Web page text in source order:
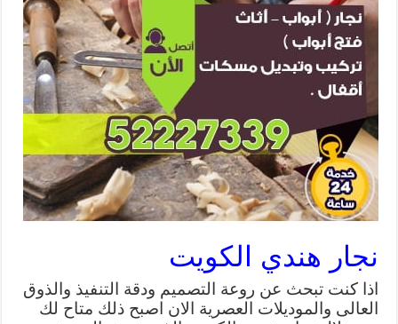
نجار هندي الكويت
اذا كنت تبحث عن روعة التصميم ودقة التنفيذ والذوق
العالى والموديلات العصرية الان اصبح ذلك متاح لك